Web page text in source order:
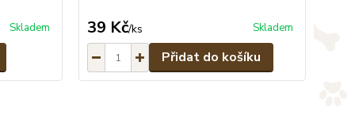
Skladem 39 Kč/ks Skladem
Přidat do košíku